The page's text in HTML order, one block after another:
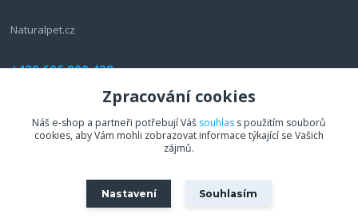
Naturalpet.cz
+420 606 900 428
info@naturalpet.cz
Zpracování cookies
Náš e-shop a partneři potřebují Váš souhlas s použitím souborů
cookies, aby Vám mohli zobrazovat informace týkající se Vašich
zájmů.
Nastavení Souhlasím